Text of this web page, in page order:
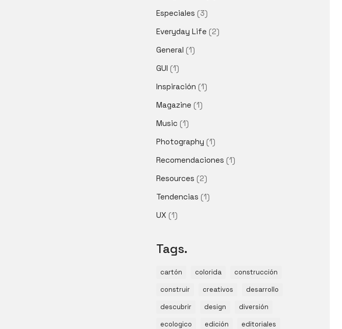
Especiales (3)
Everyday Life (2)
General (1)
GUI (1)
Inspiración (1)
Magazine (1)
Music (1)
Photography (1)
Recomendaciones (1)
Resources (2)
Tendencias (1)
UX (1)
Tags.
cartón colorida
construcción
construir
creativos
desarrollo
descubrir
design
diversión
ecologico
edición
editoriales